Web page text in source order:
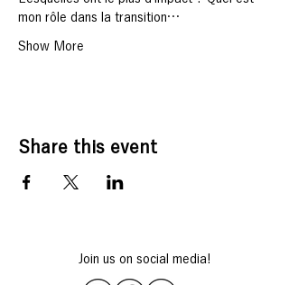
mon rôle dans la transition…
Show More
Share this event
Join us on social media!